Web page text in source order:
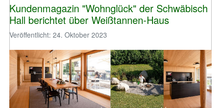
Kundenmagazin "Wohnglück" der Schwäbisch
Hall berichtet über Weißtannen-Haus
Veröffentlicht: 24. Oktober 2023